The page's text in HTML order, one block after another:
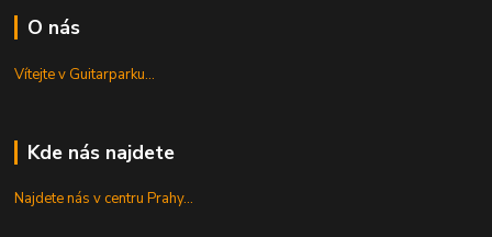
O nás
Vítejte v Guitarparku...
Kde nás najdete
Najdete nás v centru Prahy...